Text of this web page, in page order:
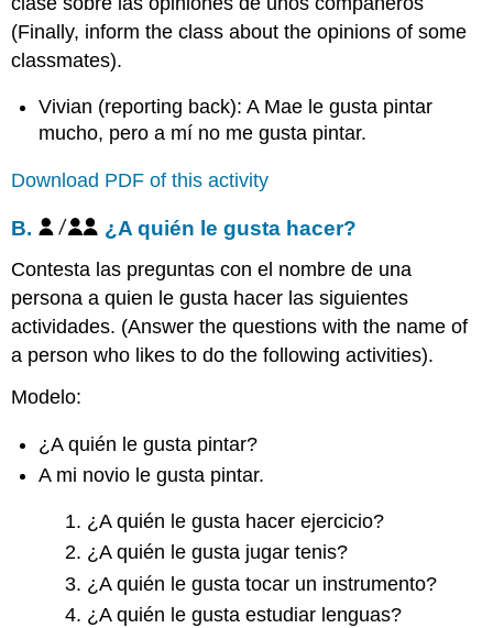
(Finally, inform the class about the opinions of some
classmates).
Vivian (reporting back): A Mae le gusta pintar
mucho, pero a mí no me gusta pintar.
Download PDF of this activity
B. ¿A quién le gusta hacer?
Contesta las preguntas con el nombre de una
persona a quien le gusta hacer las siguientes
actividades. (Answer the questions with the name of
a person who likes to do the following activities).
Modelo:
¿A quién le gusta pintar?
A mi novio le gusta pintar.
¿A quién le gusta hacer ejercicio?
¿A quién le gusta jugar tenis?
¿A quién le gusta tocar un instrumento?
¿A quién le gusta estudiar lenguas?